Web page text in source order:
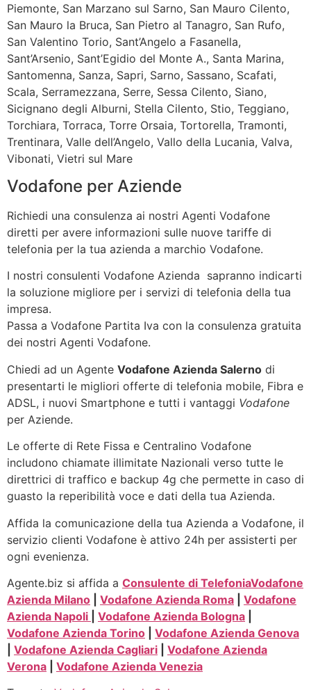
Piemonte, San Marzano sul Sarno, San Mauro Cilento,
San Mauro la Bruca, San Pietro al Tanagro, San Rufo,
San Valentino Torio, Sant’Angelo a Fasanella,
Sant’Arsenio, Sant’Egidio del Monte A., Santa Marina,
Santomenna, Sanza, Sapri, Sarno, Sassano, Scafati,
Scala, Serramezzana, Serre, Sessa Cilento, Siano,
Sicignano degli Alburni, Stella Cilento, Stio, Teggiano,
Torchiara, Torraca, Torre Orsaia, Tortorella, Tramonti,
Trentinara, Valle dell’Angelo, Vallo della Lucania, Valva,
Vibonati, Vietri sul Mare
Vodafone per Aziende
Richiedi una consulenza ai nostri Agenti Vodafone
diretti per avere informazioni sulle nuove tariffe di
telefonia per la tua azienda a marchio Vodafone.
I nostri consulenti Vodafone Azienda sapranno indicarti
la soluzione migliore per i servizi di telefonia della tua
impresa.
Passa a Vodafone Partita Iva con la consulenza gratuita
dei nostri Agenti Vodafone.
Chiedi ad un Agente Vodafone Azienda Salerno di
presentarti le migliori offerte di telefonia mobile, Fibra e
ADSL, i nuovi Smartphone e tutti i vantaggi Vodafone
per Aziende.
Le offerte di Rete Fissa e Centralino Vodafone
includono chiamate illimitate Nazionali verso tutte le
direttrici di traffico e backup 4g che permette in caso di
guasto la reperibilità voce e dati della tua Azienda.
Affida la comunicazione della tua Azienda a Vodafone, il
servizio clienti Vodafone è attivo 24h per assisterti per
ogni evenienza.
Agente.biz si affida a Consulente di TelefoniaVodafone
Azienda Milano
Vodafone Azienda Roma
Vodafone
Azienda Napoli
Vodafone Azienda Bologna
Vodafone Azienda Torino
Vodafone Azienda Genova
Vodafone Azienda Cagliari
Vodafone Azienda
Verona
Vodafone Azienda Venezia